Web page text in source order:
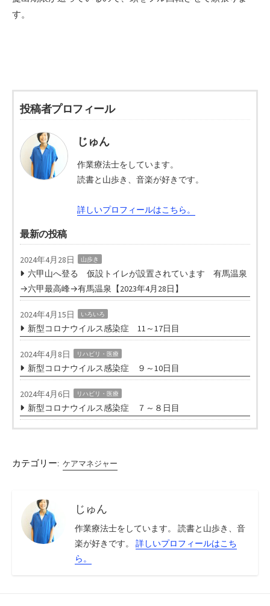
す。
投稿者プロフィール
じゅん
作業療法士をしています。
読書と山歩き、音楽が好きです。
詳しいプロフィールはこちら。
最新の投稿
2024年4月28日 山歩き
六甲山へ登る 仮設トイレが設置されています 有馬温泉
→六甲最高峰→有馬温泉【2023年4月28日】
2024年4月15日 いろいろ
新型コロナウイルス感染症 11～17日目
2024年4月8日 リハビリ・医療
新型コロナウイルス感染症 ９～10日目
2024年4月6日 リハビリ・医療
新型コロナウイルス感染症 ７～８日目
カテゴリー: ケアマネジャー
じゅん
作業療法士をしています。 読書と山歩き、音
楽が好きです。 詳しいプロフィールはこち
ら。